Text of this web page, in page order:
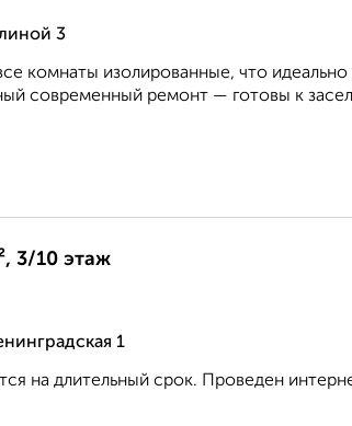
3
комнаты изолированные, что
современный ремонт — готовы к
3/10 этаж
1
на длительный срок. Проведен